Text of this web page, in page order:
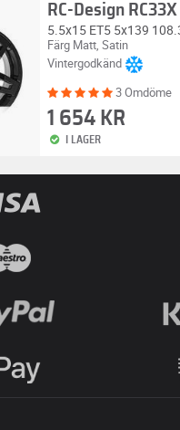
RC-Design RC33X
5.5x15 ET5 5x139
Färg Matt, Satin
Vintergodkänd
3 Omdöme
1 654 KR
I LAGER